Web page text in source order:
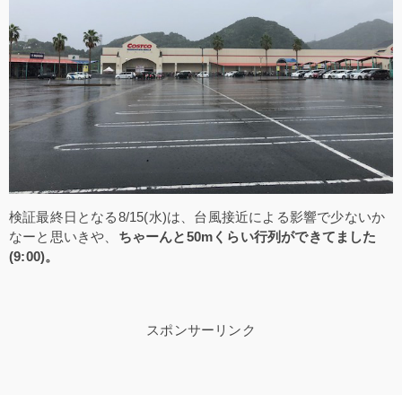
検証最終日となる8/15(水)は、台風接近による影響で少ないか
なーと思いきや、 ちゃーんと50mくらい行列ができてました
(9:00)。
スポンサーリンク